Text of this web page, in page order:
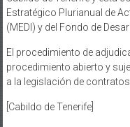
Estratégico Plurianual de
(MEDI) y del Fondo de
El procedimiento de
procedimiento abierto y
a la legislación de
[Cabildo de Tenerife]